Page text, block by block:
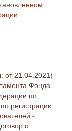
от 21.04.2021)
Фонда
по
регистрации
-
с